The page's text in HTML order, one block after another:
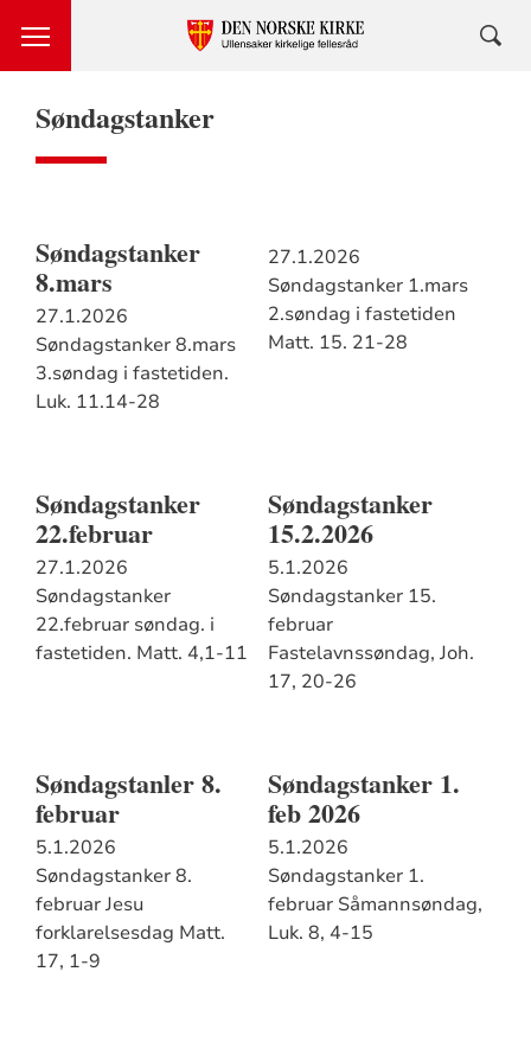
Søndagstanker
Søndagstanker
8.mars
27.1.2026
Søndagstanker 8.mars
3.søndag i fastetiden.
Luk. 11.14-28
27.1.2026
Søndagstanker 1.mars
2.søndag i fastetiden
Matt. 15. 21-28
Søndagstanker
22.februar
27.1.2026
Søndagstanker
22.februar søndag. i
fastetiden. Matt. 4,1-11
Søndagstanker
15.2.2026
5.1.2026
Søndagstanker 15.
februar
Fastelavnssøndag, Joh.
17, 20-26
Søndagstanler 8.
februar
5.1.2026
Søndagstanker 8.
februar Jesu
forklarelsesdag Matt.
17, 1-9
Søndagstanker 1.
feb 2026
5.1.2026
Søndagstanker 1.
februar Såmannsøndag,
Luk. 8, 4-15